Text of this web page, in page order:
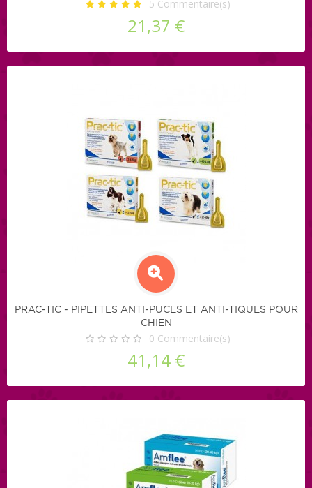
5 Commentaire(s)
21,37 €
PRAC-TIC - PIPETTES ANTI-PUCES ET ANTI-TIQUES POUR
CHIEN
0 Commentaire(s)
41,14 €